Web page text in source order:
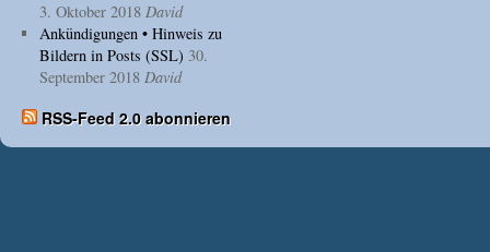
3. Oktober 2018 David
Ankündigungen • Hinweis zu
Bildern in Posts (SSL) 30.
September 2018 David
RSS-Feed 2.0 abonnieren